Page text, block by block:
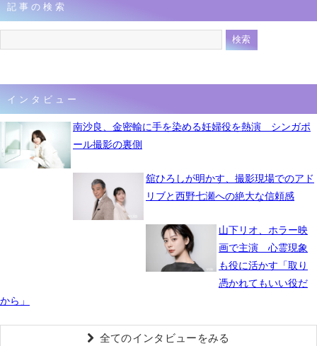
記事の検索
インタビュー
南沙良、金密輸に手を染める妊婦役を熱演 シンガポ
ール撮影の裏側
舘ひろしが明かす、撮影現場でのアド
リブと西野七瀬への絶大な信頼感
山下リオ、ホラー映
画で主演 心霊現象
も役に活かす「取り
憑かれてもいい役だ
から」
全てのインタビューをみる